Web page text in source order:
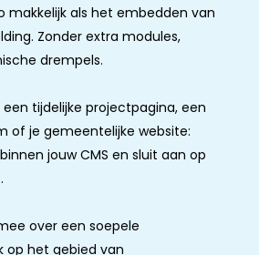
makkelijk als het embedden van
Zonder extra modules,
drempels.
tijdelijke projectpagina, een
of je gemeentelijke website:
jouw CMS en sluit aan op
over een soepele
op het gebied van